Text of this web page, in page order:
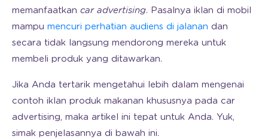
memanfaatkan car advertising. Pasalnya iklan di mobil
mampu mencuri perhatian audiens di jalanan dan
secara tidak langsung mendorong mereka untuk
membeli produk yang ditawarkan.
Jika Anda tertarik mengetahui lebih dalam mengenai
contoh iklan produk makanan khususnya pada car
advertising, maka artikel ini tepat untuk Anda. Yuk,
simak penjelasannya di bawah ini.